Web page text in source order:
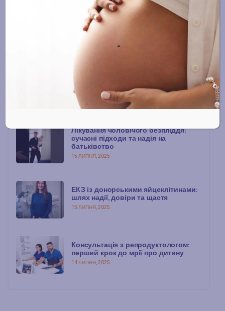
Останні публікації
Лікування чоловічого безпліддя:
сучасні підходи та надія на
батьківство
15 ЛИПНЯ, 2025
ЕКЗ із донорськими яйцеклітинами:
шлях надії, довіри та щастя
15 ЛИПНЯ, 2025
Консультація з репродуктологом:
перший крок до мрії про дитину
14 ЛИПНЯ, 2025